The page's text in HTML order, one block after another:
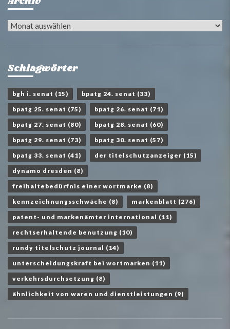
Archiv
Schlagwörter
bgh i. senat (15) bpatg 24. senat (33)
bpatg 25. senat (75) bpatg 26. senat (71)
bpatg 27. senat (80) bpatg 28. senat (60)
bpatg 29. senat (73) bpatg 30. senat (57)
bpatg 33. senat (41) der titelschutzanzeiger (15)
dynamo dresden (8)
freihaltebedürfnis einer wortmarke (8)
kennzeichnungsschwäche (8) markenblatt (276)
patent- und markenämter international (11)
rechtserhaltende benutzung (10)
rundy titelschutz journal (14)
unterscheidungskraft bei wortmarken (11)
verkehrsdurchsetzung (8)
ähnlichkeit von waren und dienstleistungen (9)